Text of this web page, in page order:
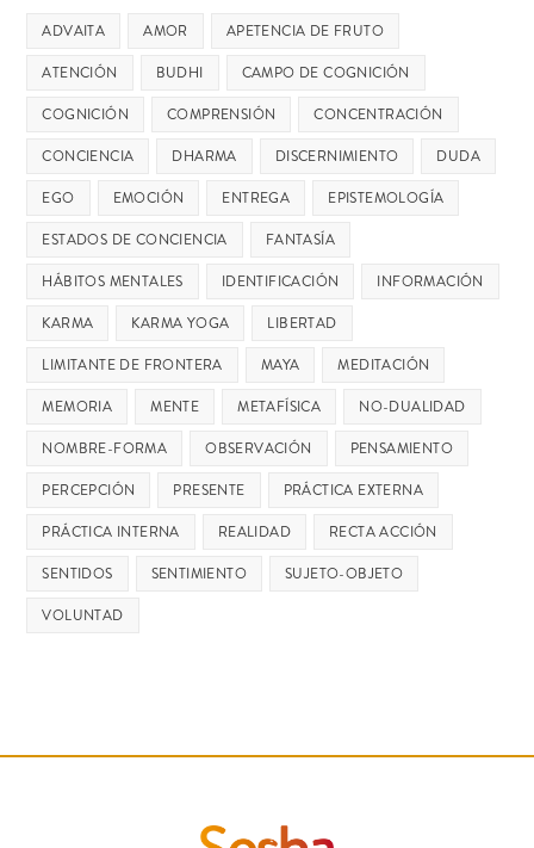
ADVAITA AMOR
APETENCIA DE FRUTO
ATENCIÓN
BUDHI
CAMPO DE COGNICIÓN
COGNICIÓN
COMPRENSIÓN
CONCENTRACIÓN
CONCIENCIA
DHARMA DISCERNIMIENTO
DUDA
EGO
EMOCIÓN ENTREGA
EPISTEMOLOGÍA
ESTADOS DE CONCIENCIA
FANTASÍA
HÁBITOS MENTALES
IDENTIFICACIÓN
INFORMACIÓN
KARMA
KARMA YOGA
LIBERTAD
LIMITANTE DE FRONTERA
MAYA
MEDITACIÓN
MEMORIA
MENTE METAFÍSICA
NO-DUALIDAD
NOMBRE-FORMA
OBSERVACIÓN
PENSAMIENTO
PERCEPCIÓN
PRESENTE
PRÁCTICA EXTERNA
PRÁCTICA INTERNA
REALIDAD
RECTA ACCIÓN
SENTIDOS
SENTIMIENTO
SUJETO-OBJETO
VOLUNTAD